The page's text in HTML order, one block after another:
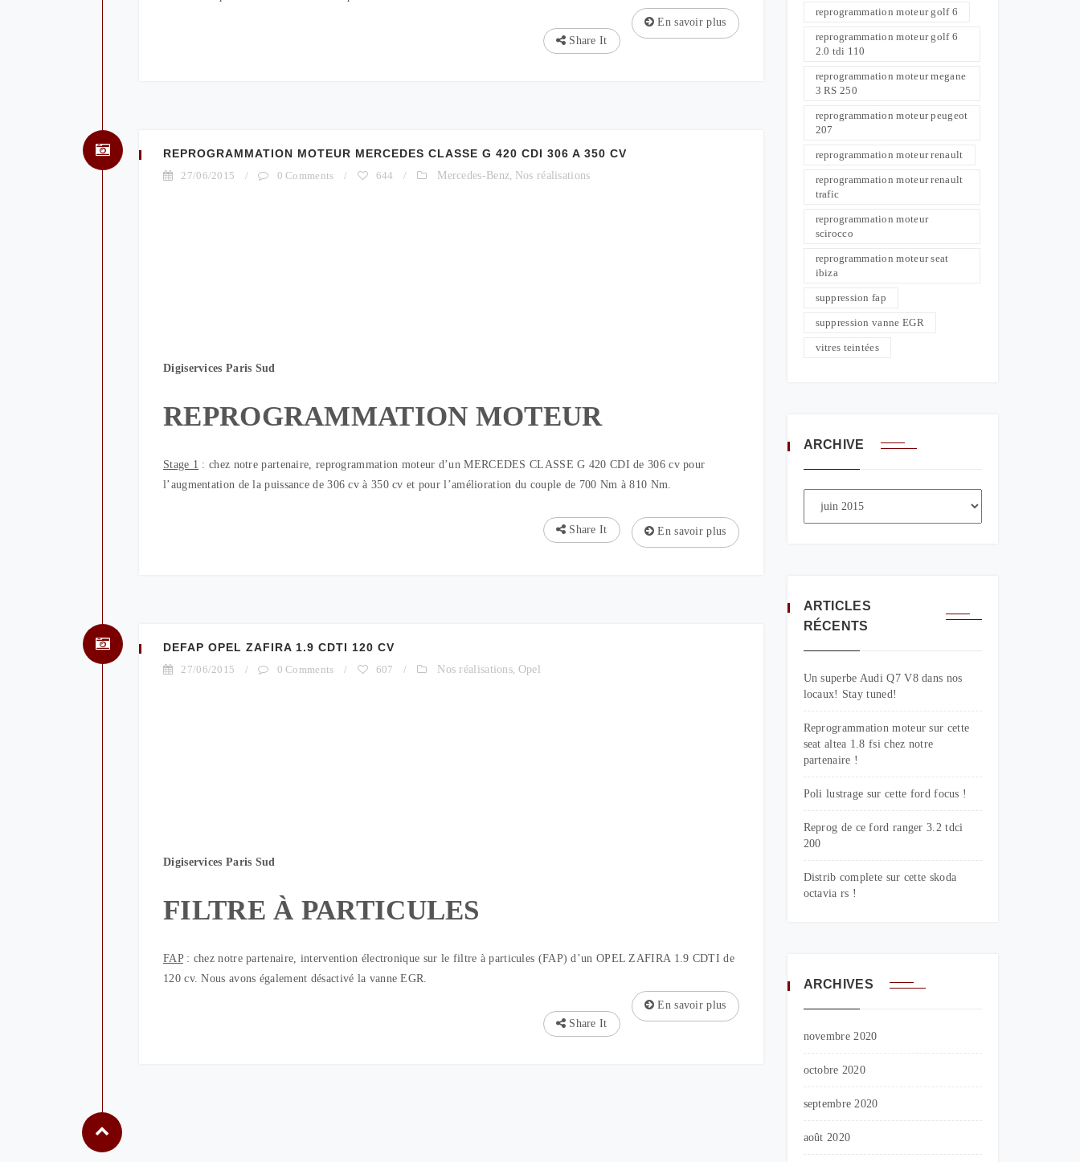
En savoir plus
Share It
REPROGRAMMATION MOTEUR MERCEDES CLASSE G 420 CDI 306 A 350 CV
27/06/2015 / 0 Comments / 644 / Mercedes-Benz, Nos réalisations
Digiservices Paris Sud
REPROGRAMMATION MOTEUR
Stage 1 : chez notre partenaire, reprogrammation moteur d’un MERCEDES CLASSE G 420 CDI de 306 cv pour
l’augmentation de la puissance de 306 cv à 350 cv et pour l’amélioration du couple de 700 Nm à 810 Nm.
En savoir plus
Share It
DEFAP OPEL ZAFIRA 1.9 CDTI 120 CV
27/06/2015 / 0 Comments / 607 / Nos réalisations, Opel
Digiservices Paris Sud
FILTRE À PARTICULES
FAP: chez notre partenaire, intervention électronique sur le filtre à particules (FAP) d’un OPEL ZAFIRA 1.9 CDTI de
120 cv. Nous avons également désactivé la vanne EGR.
En savoir plus
Share It
reprogrammation moteur golf 6
reprogrammation moteur golf 6
2.0 tdi 110
reprogrammation moteur megane
3 RS 250
reprogrammation moteur peugeot
207
reprogrammation moteur renault
reprogrammation moteur renault
trafic
reprogrammation moteur
scirocco
reprogrammation moteur seat
ibiza
suppression fap
suppression vanne EGR
vitres teintées
ARCHIVE
ARTICLES
RÉCENTS
Un superbe Audi Q7 V8 dans nos
locaux! Stay tuned!
Reprogrammation moteur sur cette
seat altea 1.8 fsi chez notre
partenaire !
Poli lustrage sur cette ford focus !
Reprog de ce ford ranger 3.2 tdci
200
Distrib complete sur cette skoda
octavia rs !
ARCHIVES
novembre 2020
octobre 2020
septembre 2020
août 2020